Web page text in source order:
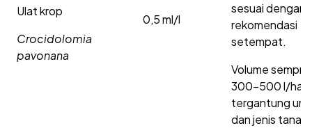
Ulat krop
Crocidolomia
pavonana
0,5 ml/l
sesuai dengan
rekomendasi
setempat.
Volume
300-500 l/ha
tergantung
dan jenis